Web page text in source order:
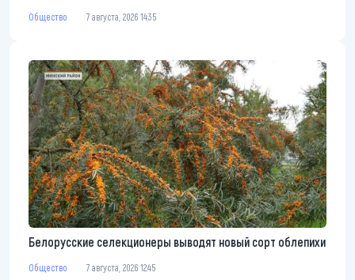
Общество 7 августа, 2026 14:35
Белорусские селекционеры выводят новый сорт облепихи
Общество 7 августа, 2026 12:45